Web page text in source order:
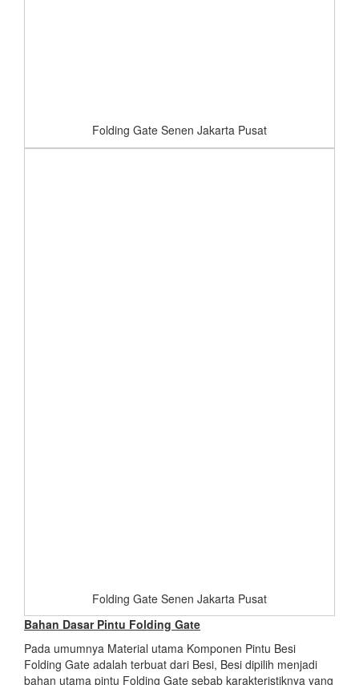
Folding Gate Senen Jakarta Pusat
Folding Gate Senen Jakarta Pusat
Bahan Dasar Pintu Folding Gate
Pada umumnya Material utama Komponen Pintu Besi
Folding Gate adalah terbuat dari Besi, Besi dipilih menjadi
bahan utama pintu Folding Gate sebab karakteristiknya yang